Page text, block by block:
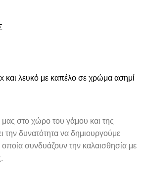
και λευκό με καπέλο σε χρώμα ασημί
στο χώρο του γάμου και της
την δυνατότητα να δημιουργούμε
οποία συνδυάζουν την καλαισθησία με